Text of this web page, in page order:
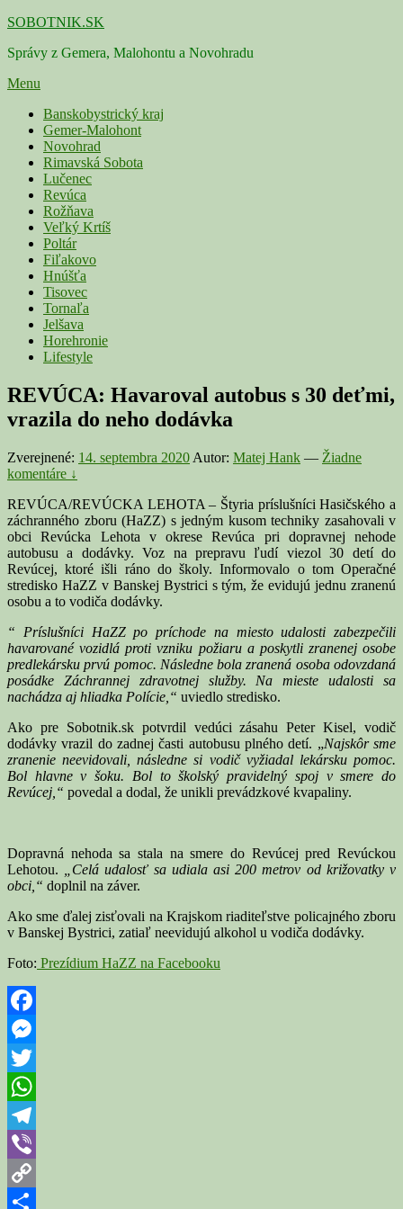
Skip
content
SOBOTNIK.SK
Správy z Gemera, Malohontu a Novohradu
Menu
Primárne
menu
Banskobystrický kraj
Gemer-Malohont
Novohrad
Rimavská Sobota
Lučenec
Revúca
Rožňava
Veľký Krtíš
Poltár
Fiľakovo
Hnúšťa
Tisovec
Tornaľa
Jelšava
Horehronie
Lifestyle
REVÚCA: Havaroval autobus s 30 deťmi,
vrazila do neho dodávka
Zverejnené: 14. septembra 2020 Autor: Matej Hank — Žiadne
komentáre ↓
REVÚCA/REVÚCKA LEHOTA – Štyria príslušníci Hasičského a
záchranného zboru (HaZZ) s jedným kusom techniky zasahovali v
obci Revúcka Lehota v okrese Revúca pri dopravnej nehode
autobusu a dodávky. Voz na prepravu ľudí viezol 30 detí do
Revúcej, ktoré išli ráno do školy. Informovalo o tom Operačné
stredisko HaZZ v Banskej Bystrici s tým, že evidujú jednu zranenú
osobu a to vodiča dodávky.
“ Príslušníci HaZZ po príchode na miesto udalosti zabezpečili
havarované vozidlá proti vzniku požiaru a poskytli zranenej osobe
predlekársku prvú pomoc. Následne bola zranená osoba odovzdaná
posádke Záchrannej zdravotnej služby. Na mieste udalosti sa
nachádza aj hliadka Polície,“ uviedlo stredisko.
Ako pre Sobotnik.sk potvrdil vedúci zásahu Peter Kisel, vodič
dodávky vrazil do zadnej časti autobusu plného detí. „Najskôr sme
zranenie neevidovali, následne si vodič vyžiadal lekársku pomoc.
Bol hlavne v šoku. Bol to školský pravidelný spoj v smere do
Revúcej,“ povedal a dodal, že unikli prevádzkové kvapaliny.
Dopravná nehoda sa stala na smere do Revúcej pred Revúckou
Lehotou.
„Celá udalosť sa udiala asi 200 metrov od križovatky v
obci,“ doplnil na záver.
Ako sme ďalej zisťovali na Krajskom riaditeľstve policajného zboru
v Banskej Bystrici, zatiaľ neevidujú alkohol u vodiča dodávky.
Foto: Prezídium HaZZ na Facebooku
Facebook
Messenger
Twitter
WhatsApp
Telegram
Viber
Copy